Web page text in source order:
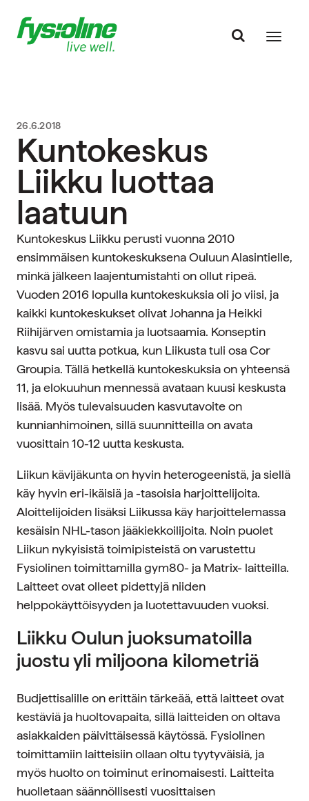
26.6.2018
Kuntokeskus
Liikku luottaa
laatuun
Kuntokeskus Liikku perusti vuonna 2010
ensimmäisen kuntokeskuksena Ouluun Alasintielle,
minkä jälkeen laajentumistahti on ollut ripeä.
Vuoden 2016 lopulla kuntokeskuksia oli jo viisi, ja
kaikki kuntokeskukset olivat Johanna ja Heikki
Riihijärven omistamia ja luotsaamia. Konseptin
kasvu sai uutta potkua, kun Liikusta tuli osa Cor
Groupia. Tällä hetkellä kuntokeskuksia on yhteensä
11, ja elokuuhun mennessä avataan kuusi keskusta
lisää. Myös tulevaisuuden kasvutavoite on
kunnianhimoinen, sillä suunnitteilla on avata
vuosittain 10-12 uutta keskusta.
Liikun kävijäkunta on hyvin heterogeenistä, ja siellä
käy hyvin eri-ikäisiä ja -tasoisia harjoittelijoita.
Aloittelijoiden lisäksi Liikussa käy harjoittelemassa
kesäisin NHL-tason jääkiekkoilijoita. Noin puolet
Liikun nykyisistä toimipisteistä on varustettu
Fysiolinen toimittamilla gym80- ja Matrix- laitteilla.
Laitteet ovat olleet pidettyjä niiden
helppokäyttöisyyden ja luotettavuuden vuoksi.
Liikku Oulun juoksumatoilla
juostu yli miljoona kilometriä
Budjettisalille on erittäin tärkeää, että laitteet ovat
kestäviä ja huoltovapaita, sillä laitteiden on oltava
asiakkaiden päivittäisessä käytössä. Fysiolinen
toimittamiin laitteisiin ollaan oltu tyytyväisiä, ja
myös huolto on toiminut erinomaisesti. Laitteita
huolletaan säännöllisesti vuosittaisen